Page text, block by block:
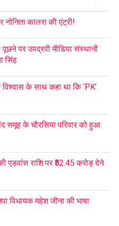
कालरा की एंट्री!
पर उपद्रवी मीडिया संस्थानों
सिंह
के साथ कहा था कि ‘PK’
समूह के चौरसिया परिवार को हुआ
एडवांस राशि पर ₹52.45 करोड़ देने
विधायक महेश जीना की भाषा